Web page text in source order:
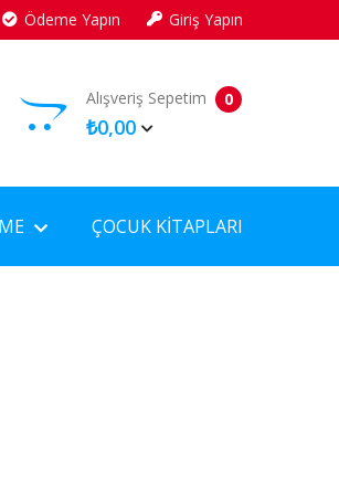
Ödeme Yapın Giriş Yapın
Alışveriş Sepetim 0
₺0,00
ÇOCUK KITAPLARI